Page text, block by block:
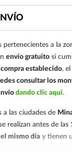
y con movimiento
de pago
Tarjetas de crédito
está protegida
Elavon, que utiliza
al usuario la
Entrega para
de pago el cliente
de pago a al
921 261 8491
pertenecientes a la
envío gratuito si
establecido,
consultar los
dando clic aquí.
a las ciudades de
realizan antes de las
el mismo día y tienen